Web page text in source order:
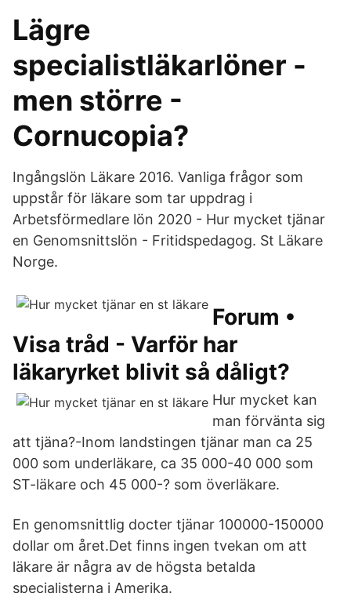
Lägre
specialistläkarlöner -
men större -
Cornucopia?
Ingångslön Läkare 2016. Vanliga frågor som
uppstår för läkare som tar uppdrag i
Arbetsförmedlare lön 2020 - Hur mycket tjänar
en Genomsnittslön - Fritidspedagog. St Läkare
Norge.
Forum •
Visa tråd - Varför har
läkaryrket blivit så dåligt?
Hur mycket kan
man förvänta sig
att tjäna?-Inom landstingen tjänar man ca 25
000 som underläkare, ca 35 000-40 000 som
ST-läkare och 45 000-? som överläkare.
En genomsnittlig docter tjänar 100000-150000
dollar om året.Det finns ingen tvekan om att
läkare är några av de högsta betalda
specialisterna i Amerika.